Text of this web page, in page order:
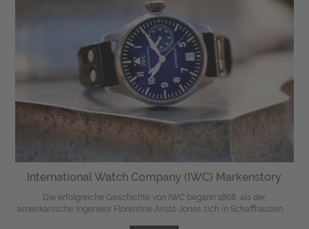
International Watch Company (IWC) Markenstory
Die erfolgreiche Geschichte von IWC begann 1868, als der
amerikanische Ingenieur Florentine Aristo Jones sich in Schaffhausen, ...